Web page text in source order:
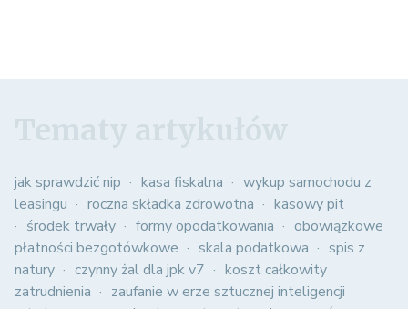
jak sprawdzić nip kasa fiskalna
wykup samochodu z
leasingu
roczna składka zdrowotna
kasowy pit
środek trwały
formy opodatkowania
obowiązkowe
płatności bezgotówkowe
skala podatkowa
spis z
natury
czynny żal dla jpk v7
koszt całkowity
zatrudnienia
zaufanie w erze sztucznej inteligencji